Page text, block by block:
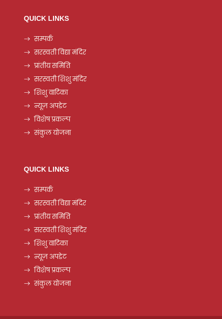
QUICK LINKS
सम्पर्क
सरस्वती विद्या मंदिर
प्रांतीय समिति
सरस्वती शिशु मंदिर
शिशु वाटिका
न्यूज़ अपडेट
विशेष प्रकल्प
संकुल योजना
QUICK LINKS
सम्पर्क
सरस्वती विद्या मंदिर
प्रांतीय समिति
सरस्वती शिशु मंदिर
शिशु वाटिका
न्यूज़ अपडेट
विशेष प्रकल्प
संकुल योजना